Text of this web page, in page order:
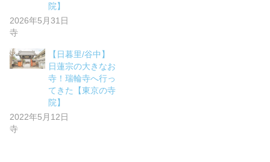
院】
2026年5月31日
寺
【日暮里/谷中】
日蓮宗の大きなお
寺！瑞輪寺へ行っ
てきた【東京の寺
院】
2022年5月12日
寺